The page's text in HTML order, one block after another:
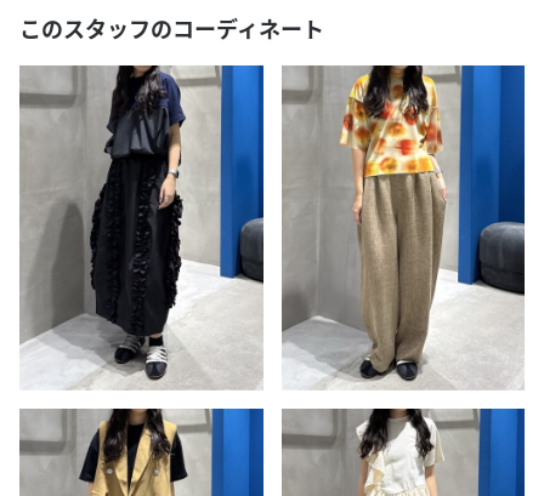
このスタッフのコーディネート